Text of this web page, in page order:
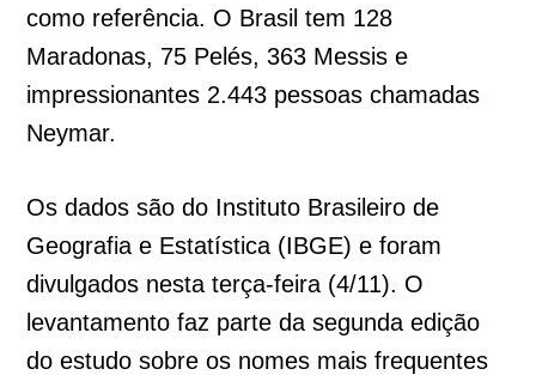
como referência. O Brasil tem 128
Maradonas, 75 Pelés, 363 Messis e
impressionantes 2.443 pessoas chamadas
Neymar.
Os dados são do Instituto Brasileiro de
Geografia e Estatística (IBGE) e foram
divulgados nesta terça-feira (4/11). O
levantamento faz parte da segunda edição
do estudo sobre os nomes mais frequentes